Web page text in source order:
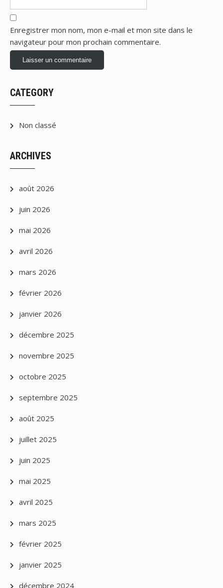
Enregistrer mon nom, mon e-mail et mon site dans le
navigateur pour mon prochain commentaire.
CATEGORY
Non classé
ARCHIVES
août 2026
juin 2026
mai 2026
avril 2026
mars 2026
février 2026
janvier 2026
décembre 2025
novembre 2025
octobre 2025
septembre 2025
août 2025
juillet 2025
juin 2025
mai 2025
avril 2025
mars 2025
février 2025
janvier 2025
décembre 2024